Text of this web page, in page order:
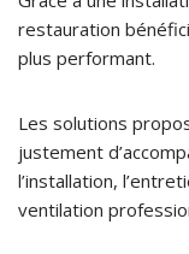
restauration
plus performant.
Les solutions
justement
l’installation,
ventilation